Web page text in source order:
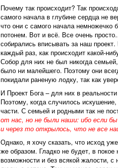
Почему так происходит? Так
самого начала в глубине сердца не
что они с самого начала немножечко
потонем. Вот и всё. Все очень
собирались вписывать за наш
каждый раз, как происходит какой-
Собор для них не был никогда
было ни малейшего. Поэтому они
покидали раненую лодку, так как
И Проект Бога – для них в
Поэтому, когда случилось
части. С семьей и родными так не
от нас, но не были наши: ибо если
и через то открылось, что не все
Однако, я хочу сказать, что исход
же образом. Гладко не будет, в
возможности и без всякой жалости,